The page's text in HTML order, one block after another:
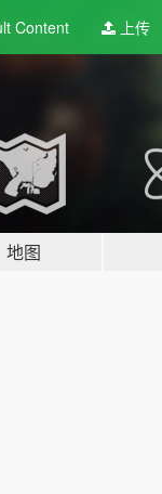
Content 上传
地图